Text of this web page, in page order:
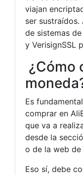
viajan
ser sustraídos.
de sistemas
y VerisignSSL
¿Cómo
Es
comprar en
que va a
desde la
o de la web de
Eso sí, debe